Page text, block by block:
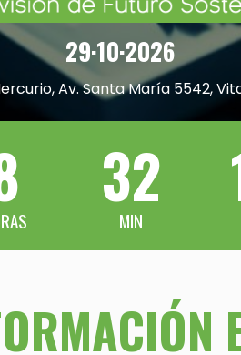
29·10·2026
Av. Santa María 5542,
32